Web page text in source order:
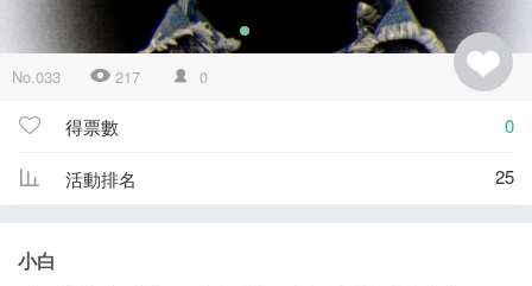
No.033 217 0
得票數 0
活動排名 25
小白